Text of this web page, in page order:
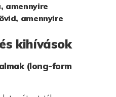
amennyire
amennyire
kihívások
(long-form